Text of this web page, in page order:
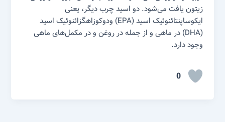
زیتون یافت می‌شود. دو اسید چرب دیگر، یعنی
ایکوساپنتائنوئیک اسید (EPA) ودوکوزاهگزائنوئیک اسید
(DHA) در ماهی و از جمله در روغن و در مکمل‌های ماهی
وجود دارد.
0